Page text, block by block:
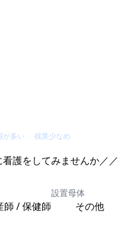
が多い 残業少なめ
護をしてみませんか／／
師 / 保健師
設置母体
その他